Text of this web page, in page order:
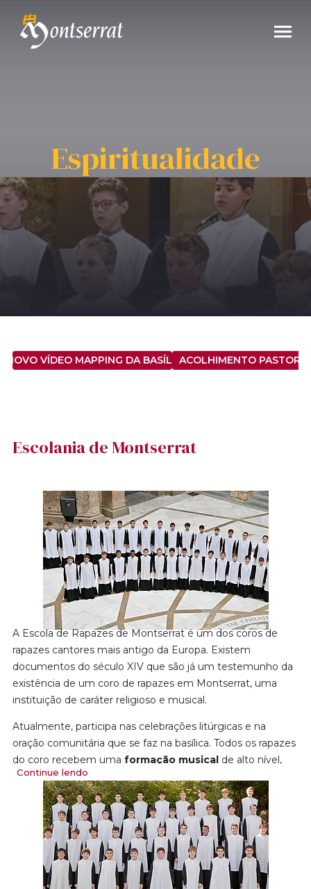
Espiritualidade
NOVO VÍDEO MAPPING DA BASÍLICA DE SANTA MARIA
ACOLHIMENTO
Escolania de Montserrat
A Escola de Rapazes de Montserrat é um dos coros de
rapazes cantores mais antigo da Europa. Existem
documentos do século XIV que são já um testemunho da
existência de um coro de rapazes em Montserrat, uma
instituição de caráter religioso e musical.
Atualmente, participa nas celebrações litúrgicas e na
oração comunitária que se faz na basílica. Todos os rapazes
do coro recebem uma formação musical de alto nível,
juntamente com a
O seu prestígio é reconhecido à escala internacionale,
atualmente, faz digressões de concertos por todo o
mundo e dispõe de uma abundantediscografia
Ao longo da sua história surgiu um grande número de
mestres de capela e instrumentistas, além de conhecidos
Continue lendo